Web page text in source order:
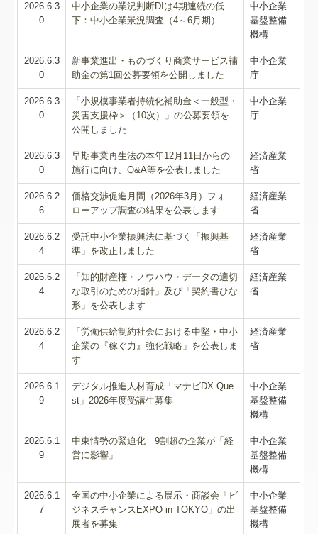
2026.6.3
0
中小企業の業況判断DIは4期連続の低
下：中小企業景況調査（4～6月期）
中小企業
基盤整備
機構
2026.6.3
0
新事業進出・ものづくり商業サービス補
助金の第1回公募要領を公開しました
中小企業
庁
2026.6.3
0
「小規模事業者持続化補助金＜一般型・
災害支援枠＞（10次）」の公募要領を
公開しました
中小企業
庁
2026.6.3
0
早期事業再生法の本年12月11日からの
施行に向け、Q&A等を公表しました
経済産業
省
2026.6.2
6
価格交渉促進月間（2026年3月）フォ
ローアップ調査の結果を公表します
経済産業
省
2026.6.2
4
受託中小企業振興法に基づく「振興基
準」を改正しました
経済産業
省
2026.6.2
4
「知的財産権・ノウハウ・データの適切
な取引のための指針」及び「契約書ひな
形」を公表します
経済産業
省
2026.6.2
4
「労働供給制約社会における中堅・中小
企業の『稼ぐ力』強化戦略」を公表しま
す
経済産業
省
2026.6.1
9
デジタル推進人材育成「マナビDX Que
st」2026年度受講生募集
中小企業
基盤整備
機構
2026.6.1
9
中東情勢の緊迫化 9割超の企業が「経
営に影響」
中小企業
基盤整備
機構
2026.6.1
7
全国の中小企業による展示・商談会「ビ
ジネスチャンスEXPO in TOKYO」の出
展者を募集
中小企業
基盤整備
機構